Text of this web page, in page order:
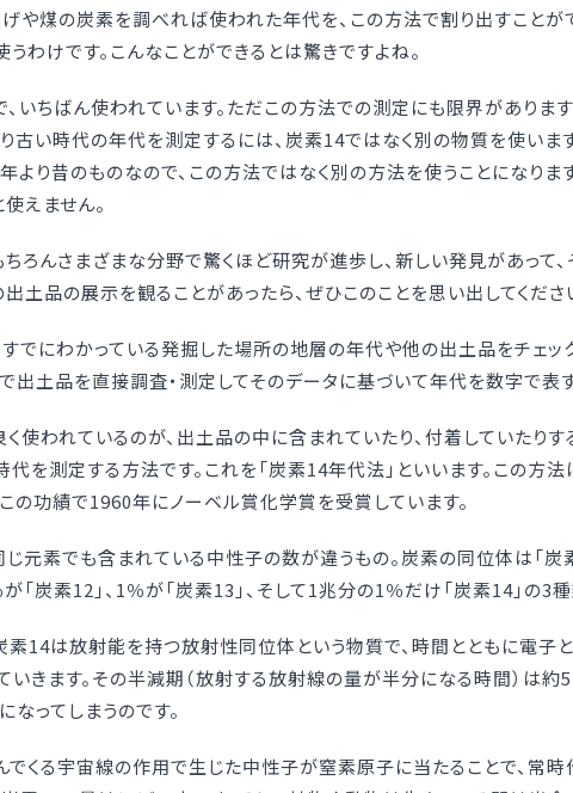
や煤の炭素を調べれば使われた年代を、この方法で割り出すことが
わけです。こんなことができるとは驚きですよね。
、いちばん使われています。ただこの方法での測定にも限界がありま
古い時代の年代を測定するには、炭素14ではなく別の物質を使いま
より昔のものなので、この方法ではなく別の方法を使うことになりま
えません。
ろんさまざまな分野で驚くほど研究が進歩し、新しい発見があって
土品の展示を観ることがあったら、ぜひこのことを思い出してくださ
でにわかっている発掘した場所の地層の年代や他の出土品をチェッ
出土品を直接調査・測定してそのデータに基づいて年代を数字で表
使われているのが、出土品の中に含まれていたり、付着していたり
代を測定する方法です。これを「炭素14年代法」といいます。この方
の功績で1960年にノーベル賞化学賞を受賞しています。
じ元素でも含まれている中性子の数が違うもの。炭素の同位体は「炭
炭素12」、1％が「炭素13」、そして1兆分の1％だけ「炭素14」の3種
素14は放射能を持つ放射性同位体という物質で、時間とともに電子
きます。その半減期（放射する放射線の量が半分になる時間）は約
ってしまうのです。
くる宇宙線の作用で生じた中性子が窒素原子に当たることで、常時